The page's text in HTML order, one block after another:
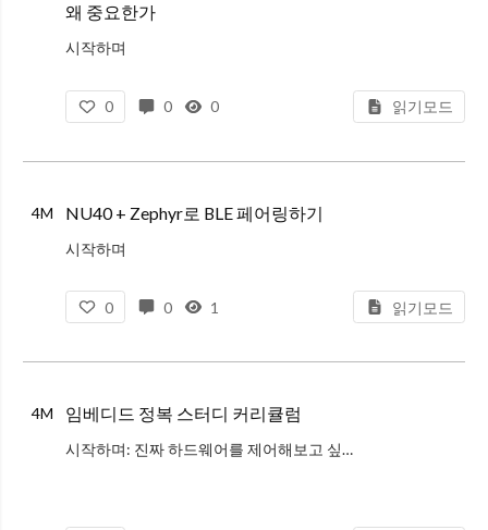
왜 중요한가
시작하며
0
0 0 읽기모드
4M NU40 + Zephyr로 BLE 페어링하기
시작하며
따라서 해당 기능에 대해서 정리하는 글을 작성해보았
0 0 1 읽기모드
4M 임베디드 정복 스터디 커리큘럼
시작하며: 진짜 하드웨어를 제어해보고 싶다